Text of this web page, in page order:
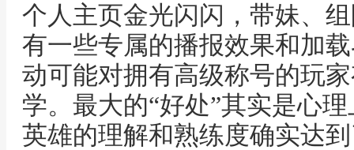
个人主页金光闪闪，带妹、
有一些专属的播报效果和加
动可能对拥有高级称号的玩
学。最大的“好处”其实是心
英雄的理解和熟练度确实达